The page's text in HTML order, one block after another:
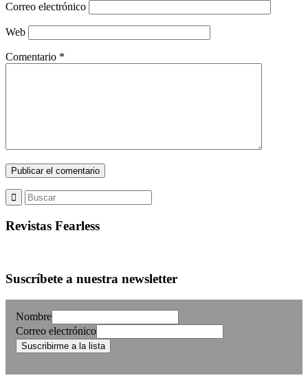
Correo electrónico
Web
Comentario *
Revistas Fearless
Suscríbete a nuestra newsletter
Nombre
Correo electrónico